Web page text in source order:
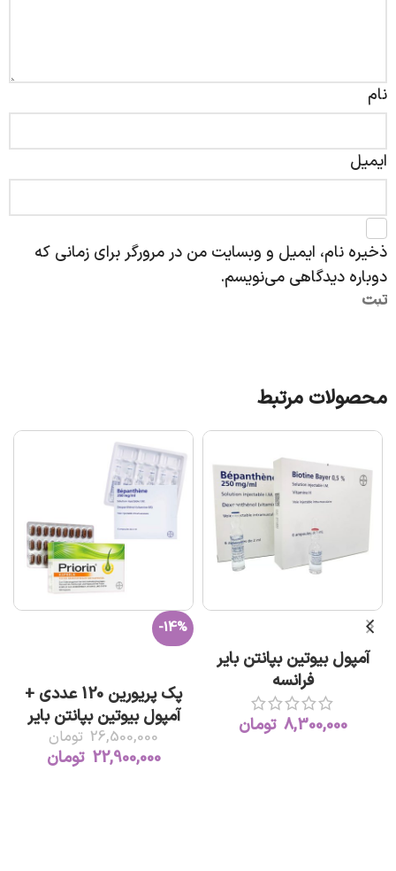
نام
ایمیل
ذخیره نام، ایمیل و وبسایت من در مرورگر برای زمانی که
دوباره دیدگاهی می‌نویسم.
محصولات مرتبط
آمپول بیوتین بپانتن بایر
فرانسه
8,300,000 تومان
-14%
پک پریورین 120 عددی +
آمپول بیوتین بپانتن بایر
26,500,000 تومان
22,900,000 تومان